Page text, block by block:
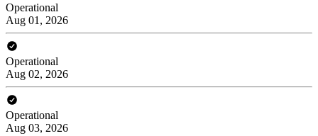
Operational
Aug 01, 2026
Operational
Aug 02, 2026
Operational
Aug 03, 2026